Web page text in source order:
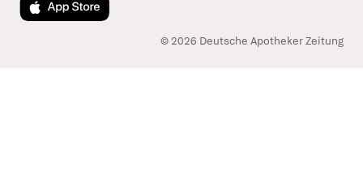
© 2026 Deutsche Apotheker Zeitung